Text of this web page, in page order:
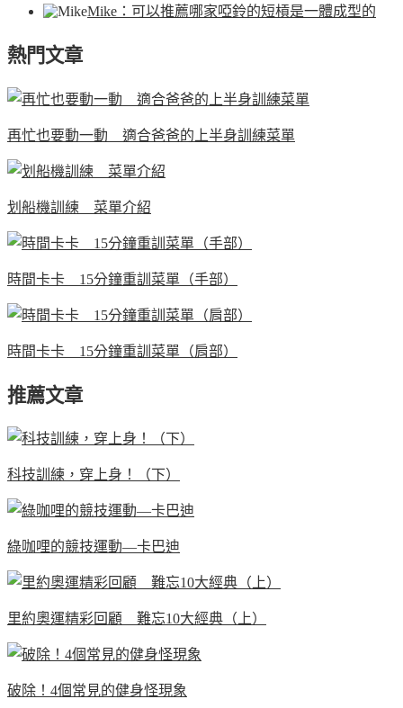
Mike ：可以推薦哪家啞鈴的短槓是一體成型的
熱門文章
再忙也要動一動 適合爸爸的上半身訓練菜單
划船機訓練 菜單介紹
時間卡卡 15分鐘重訓菜單（手部）
時間卡卡 15分鐘重訓菜單（肩部）
推薦文章
科技訓練，穿上身！（下）
綠咖哩的競技運動—卡巴迪
里約奧運精彩回顧 難忘10大經典（上）
破除！4個常見的健身怪現象